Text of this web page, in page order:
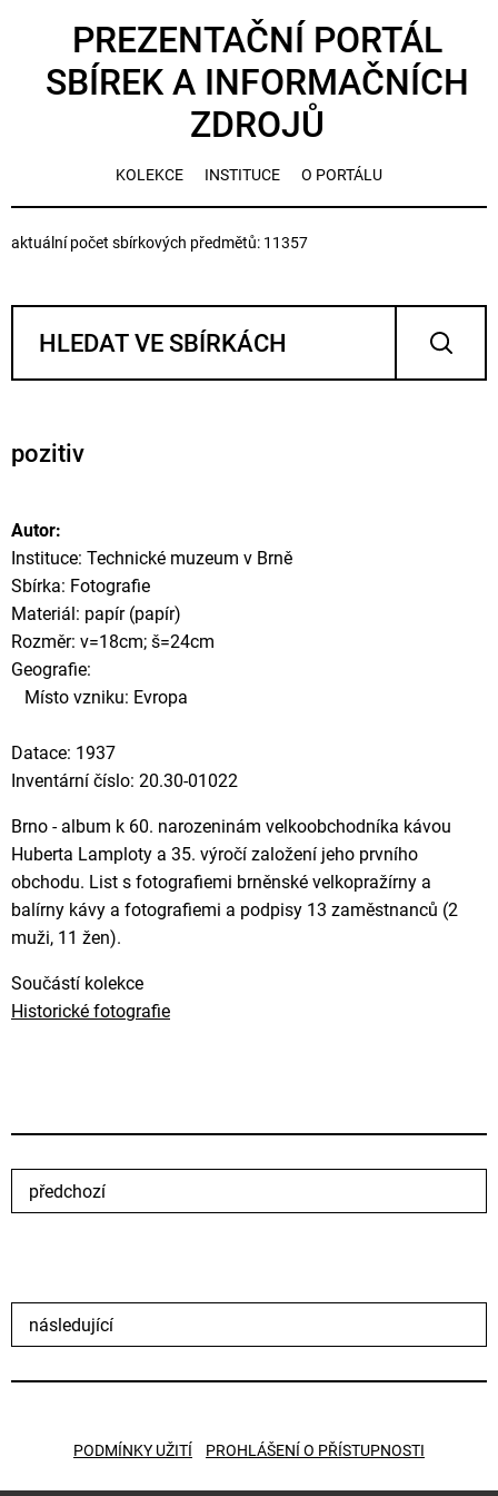
PREZENTAČNÍ PORTÁL
SBÍREK A INFORMAČNÍCH
ZDROJŮ
KOLEKCE INSTITUCE O PORTÁLU
aktuální počet sbírkových předmětů: 11357
pozitiv
Autor:
Instituce: Technické muzeum v Brně
Sbírka: Fotografie
Materiál: papír (papír)
Rozměr: v=18cm; š=24cm
Geografie:
Místo vzniku: Evropa
Datace: 1937
Inventární číslo: 20.30-01022
Brno - album k 60. narozeninám velkoobchodníka kávou
Huberta Lamploty a 35. výročí založení jeho prvního
obchodu. List s fotografiemi brněnské velkopražírny a
balírny kávy a fotografiemi a podpisy 13 zaměstnanců (2
muži, 11 žen).
Součástí kolekce
Historické fotografie
předchozí
následující
PODMÍNKY UŽITÍ PROHLÁŠENÍ O PŘÍSTUPNOSTI